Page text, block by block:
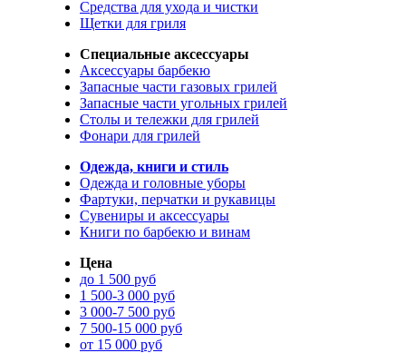
Средства для ухода и чистки
Щетки для гриля
Специальные аксессуары
Аксессуары барбекю
Запасные части газовых грилей
Запасные части угольных грилей
Столы и тележки для грилей
Фонари для грилей
Одежда, книги и стиль
Одежда и головные уборы
Фартуки, перчатки и рукавицы
Сувениры и аксессуары
Книги по барбекю и винам
Цена
до 1 500 руб
1 500-3 000 руб
3 000-7 500 руб
7 500-15 000 руб
от 15 000 руб